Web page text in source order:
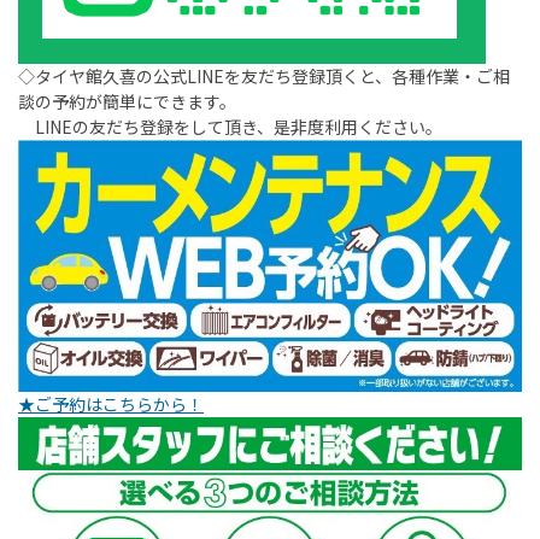
◇タイヤ館久喜の公式LINEを友だち登録頂くと、各種作業・ご相
談の予約が簡単にできます。
LINEの友だち登録をして頂き、是非度利用ください。
★ご予約はこちらから！